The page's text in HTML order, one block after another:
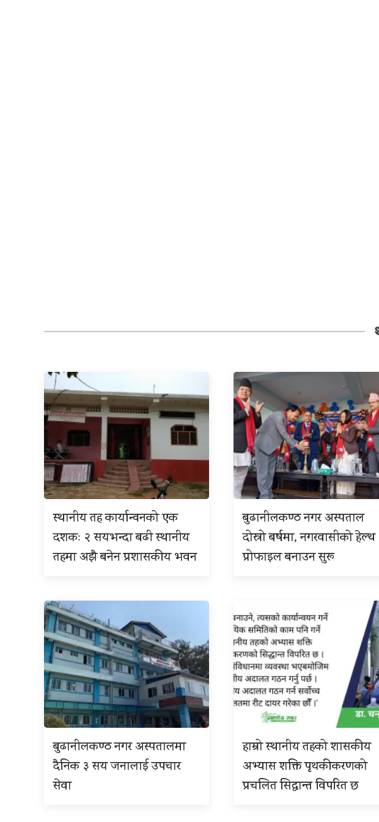
स्थानीय तह कार्यान्वनको एक
दशकः २ सयभन्दा बढी स्थानीय
तहमा अझै बनेन प्रशासकीय भवन
बुढानीलकण्ठ नगर अस्पताल
दोस्रो बर्षमा, नगरवासीको हेल्थ
प्रोफाइल बनाउन सुरू
बुढानीलकण्ठ नगर अस्पतालमा
दैनिक ३ सय जनालाई उपचार
सेवा
हाम्रो स्थानीय तहको शासकीय
अभ्यास शक्ति पृथकीकरणको
प्रचलित सिद्धान्त विपरित छ